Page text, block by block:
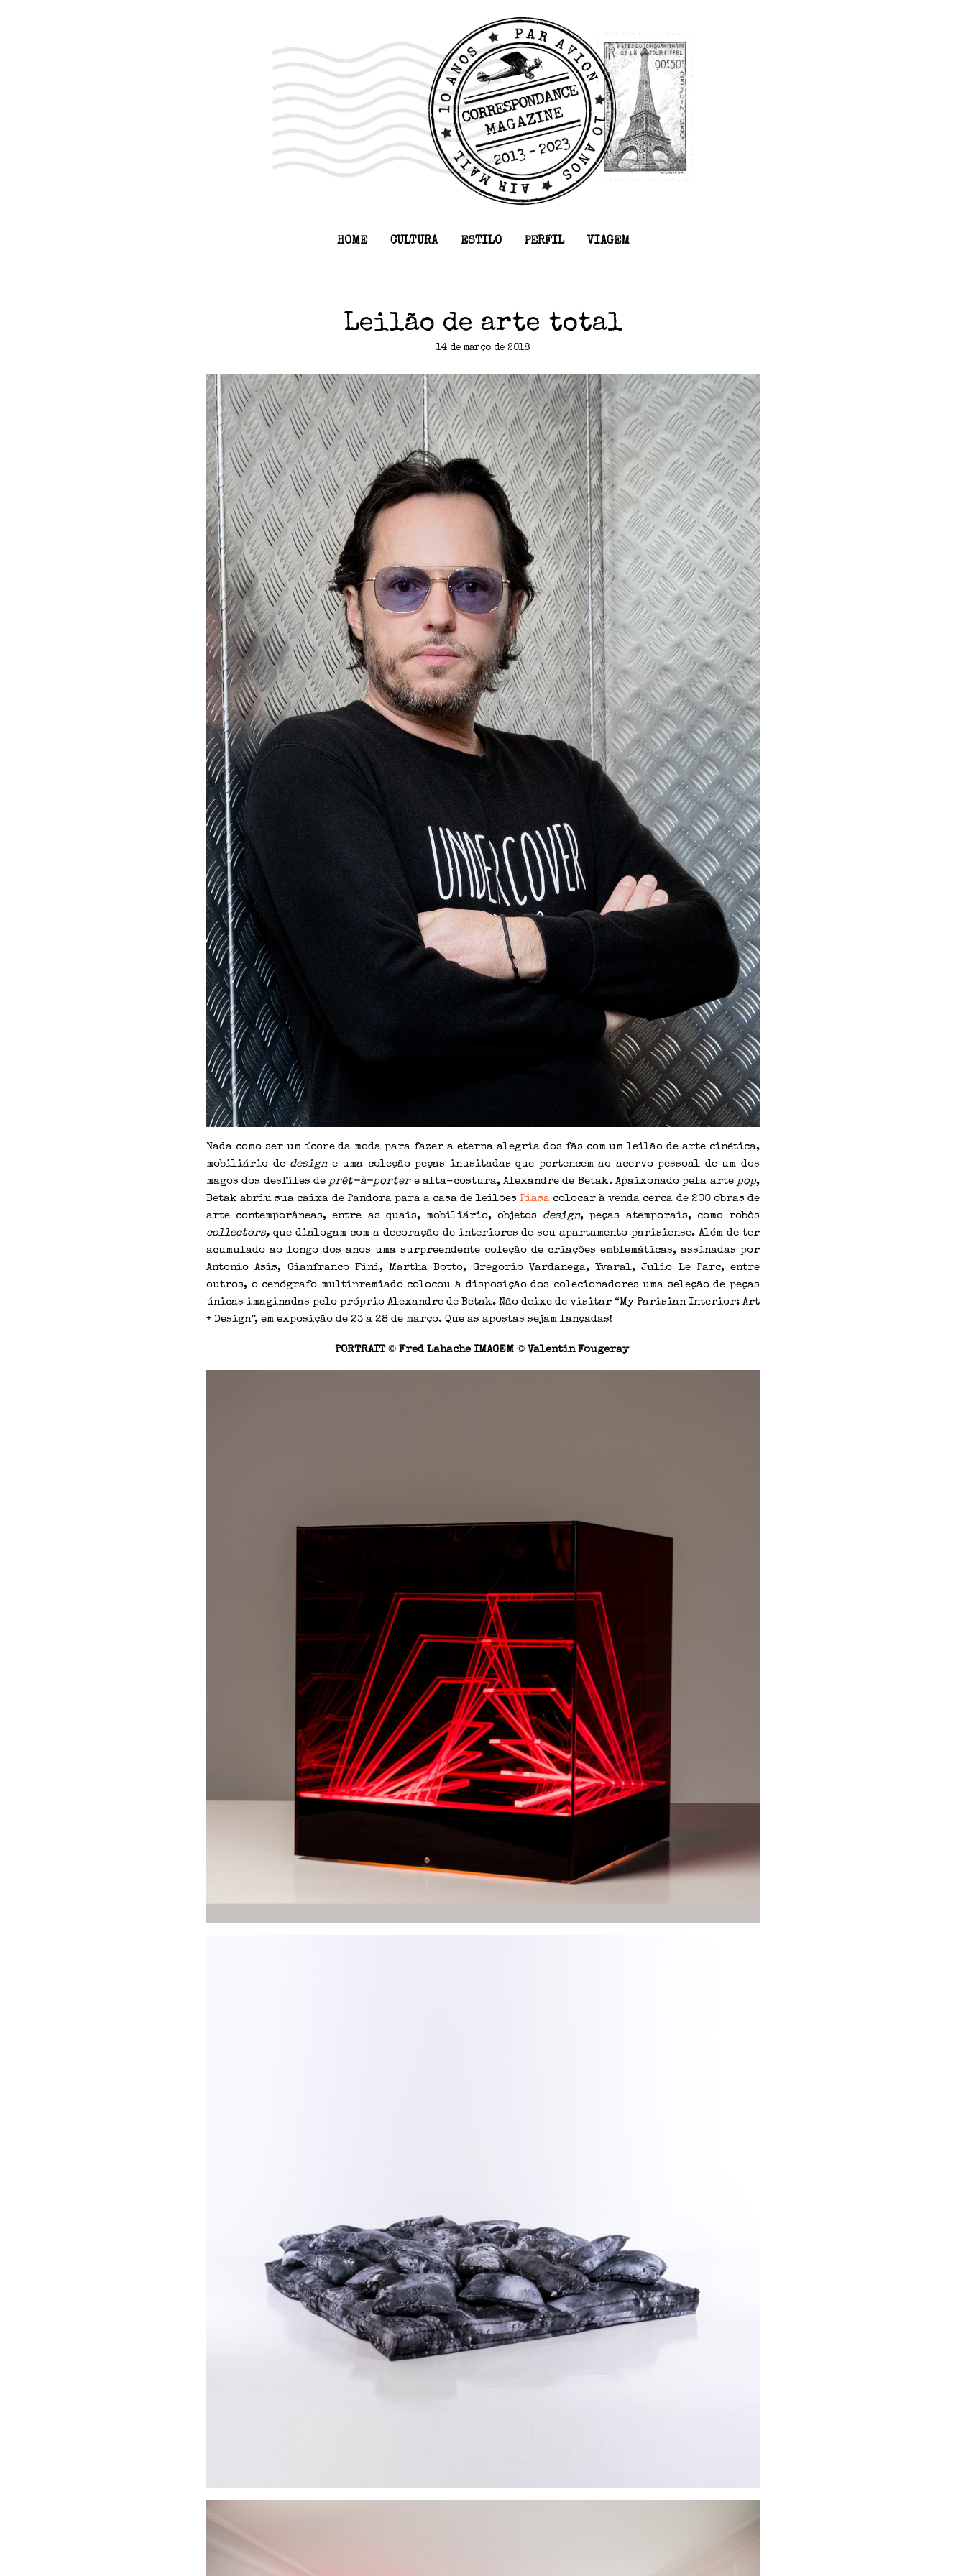
HOME CULTURA ESTILO PERFIL VIAGEM
Leilão de arte total
14 de março de 2018
Nada como ser um ícone da moda para fazer a eterna alegria dos fãs com um leilão de arte cinética,
mobiliário de designe uma coleção peças inusitadas que pertencem ao acervo pessoal de um dos
magos dos desfiles de prêt-à-portere alta-costura, Alexandre de Betak. Apaixonado pela arte pop,
Betak abriu sua caixa de Pandora para a casa de leilões Piasacolocar à venda cerca de 200 obras de
arte contemporâneas, entre as quais, mobiliário, objetos design, peças atemporais, como robôs
collectors, que dialogam com a decoração de interiores de seu apartamento parisiense. Além de ter
acumulado ao longo dos anos uma surpreendente coleção de criações emblemáticas, assinadas por
Antonio Asis, Gianfranco Fini, Martha Botto, Gregorio Vardanega, Yvaral, Julio Le Parc, entre
outros, o cenógrafo multipremiado colocou à disposição dos colecionadores uma seleção de peças
únicas imaginadas pelo próprio Alexandre de Betak. Não deixe de visitar “My Parisian Interior: Art
+ Design”, em exposição de 23 a 28 de março. Que as apostas sejam lançadas!
PORTRAIT ©Fred Lahache IMAGEM ©Valentin Fougeray